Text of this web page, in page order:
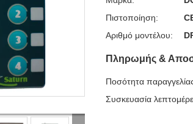
Πιστοποίηση:
Αριθμό μοντέλου:
Πληρωμής &
Ποσότητα
Συσκευασία